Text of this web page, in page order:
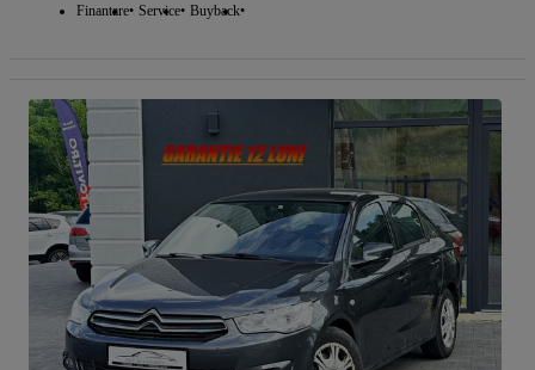
Finantare Service Buyback